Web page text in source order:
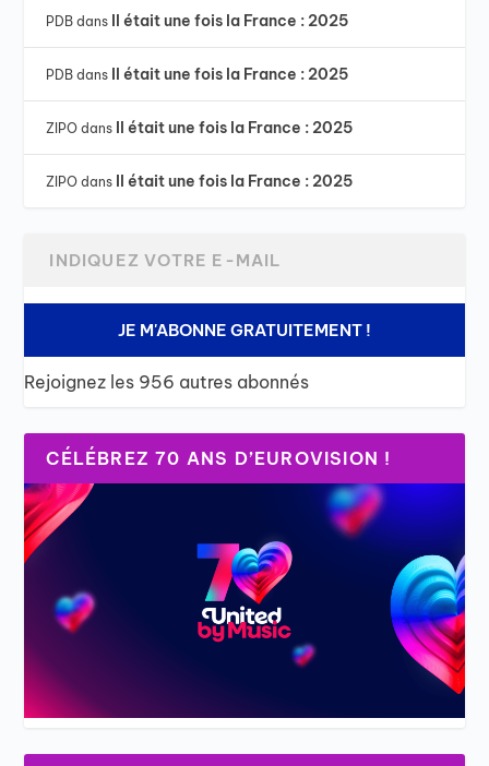
PDB dans Il était une fois la France : 2025
PDB dans Il était une fois la France : 2025
ZIPO dans Il était une fois la France : 2025
ZIPO dans Il était une fois la France : 2025
JE M'ABONNE GRATUITEMENT !
Rejoignez les 956 autres abonnés
CÉLÉBREZ 70 ANS D’EUROVISION !